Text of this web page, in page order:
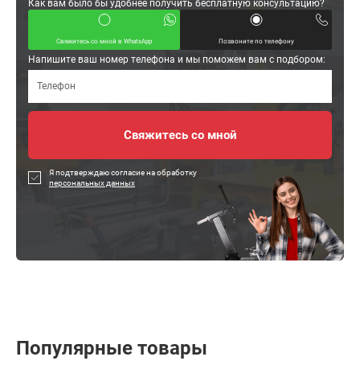
Как вам было бы удобнее получить бесплатную консультацию?
Свяжитесь со мной в WhatsApp Позвоните по телефону
Напишите ваш номер телефона и мы поможем вам с подбором:
Я подтверждаю согласие на обработку
персональных данных
Популярные товары